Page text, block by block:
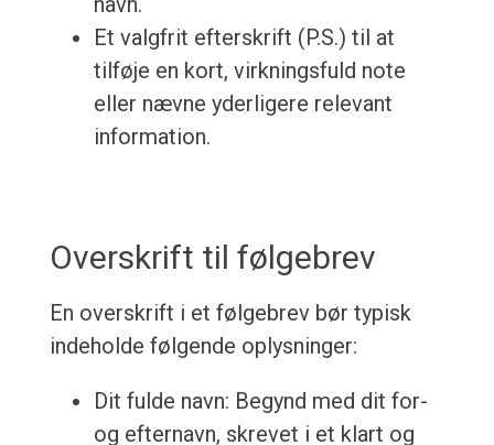
Et valgfrit efterskrift (P.S.) til at
tilføje en kort, virkningsfuld note
eller nævne yderligere relevant
information.
Overskrift til følgebrev
En overskrift i et følgebrev bør typisk
indeholde følgende oplysninger:
Dit fulde navn: Begynd med dit for-
og efternavn, skrevet i et klart og